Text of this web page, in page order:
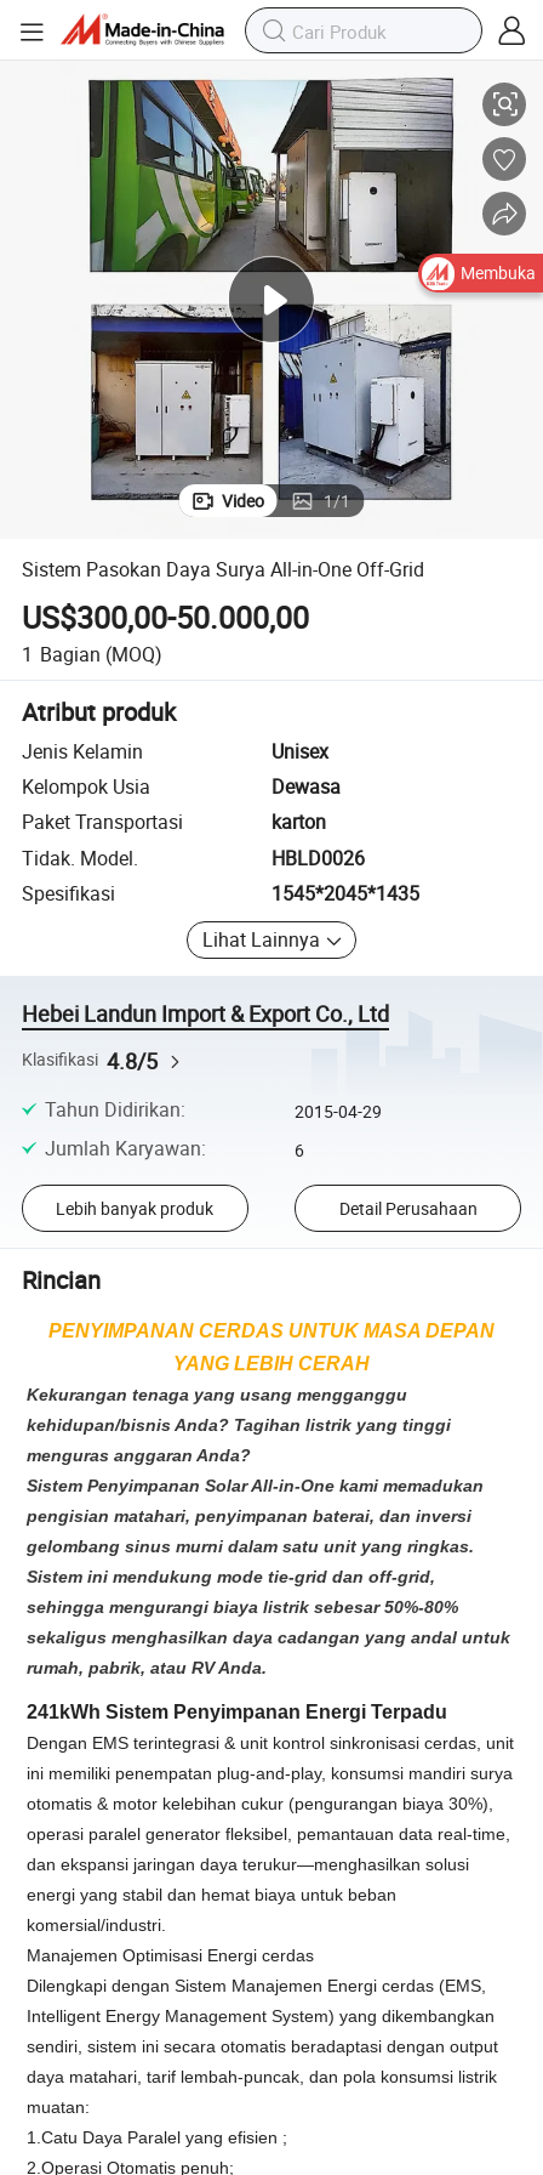
Video 1/1
Sistem Pasokan Daya Surya All-in-One Off-Grid
US$300,00-50.000,00
1 Bagian (MOQ)
Atribut produk
Jenis Kelamin
Unisex
Kelompok Usia
Dewasa
Paket Transportasi
karton
Tidak. Model.
HBLD0026
Spesifikasi
1545*2045*1435
Lihat Lainnya
Hebei Landun Import & Export Co., Ltd
Klasifikasi 4.8/5
Tahun Didirikan: 2015-04-29
Jumlah Karyawan: 6
Lebih banyak produk Detail Perusahaan
Rincian
PENYIMPANAN CERDAS UNTUK MASA DEPAN
YANG LEBIH CERAH
Kekurangan tenaga yang usang mengganggu
kehidupan/bisnis Anda? Tagihan listrik yang tinggi
menguras anggaran Anda?
Sistem Penyimpanan Solar All-in-One kami memadukan
pengisian matahari, penyimpanan baterai, dan inversi
gelombang sinus murni dalam satu unit yang ringkas.
Sistem ini mendukung mode tie-grid dan off-grid,
sehingga mengurangi biaya listrik sebesar 50%-80%
sekaligus menghasilkan daya cadangan yang andal untuk
rumah, pabrik, atau RV Anda.
241kWh Sistem Penyimpanan Energi Terpadu
Dengan EMS terintegrasi & unit kontrol sinkronisasi cerdas, unit
ini memiliki penempatan plug-and-play, konsumsi mandiri surya
otomatis & motor kelebihan cukur (pengurangan biaya 30%),
operasi paralel generator fleksibel, pemantauan data real-time,
dan ekspansi jaringan daya terukur—menghasilkan solusi
energi yang stabil dan hemat biaya untuk beban
komersial/industri.
Manajemen Optimisasi Energi cerdas
Dilengkapi dengan Sistem Manajemen Energi cerdas (EMS,
Intelligent Energy Management System) yang dikembangkan
sendiri, sistem ini secara otomatis beradaptasi dengan output
daya matahari, tarif lembah-puncak, dan pola konsumsi listrik
muatan:
1.Catu Daya Paralel yang efisien ;
2.Operasi Otomatis penuh;
Membuka